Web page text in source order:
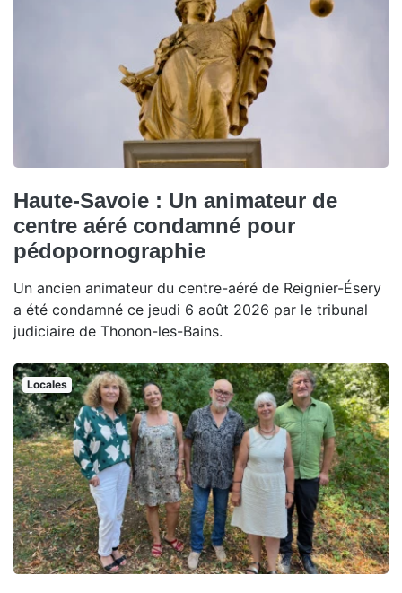
Haute-Savoie : Un animateur de
centre aéré condamné pour
pédopornographie
Un ancien animateur du centre-aéré de Reignier-Ésery
a été condamné ce jeudi 6 août 2026 par le tribunal
judiciaire de Thonon-les-Bains.
Locales